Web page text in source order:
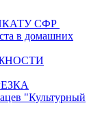
СФР
в домашних
"Культурный